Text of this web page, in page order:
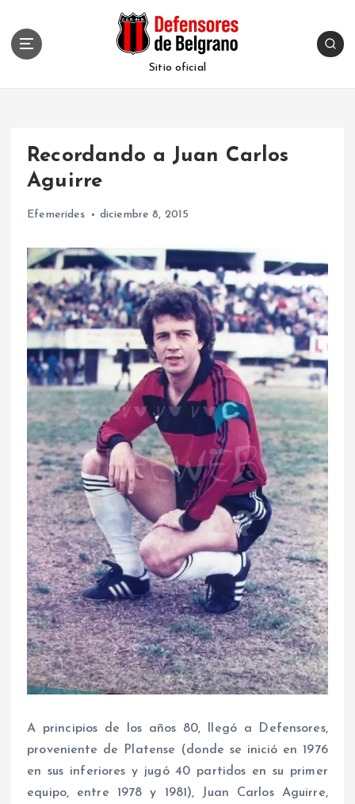
Sitio oficial
Recordando a Juan Carlos
Aguirre
Efemerides diciembre 8, 2015
A principios de los años 80, llegó a Defensores,
proveniente de Platense (donde se inició en 1976
en sus inferiores y jugó 40 partidos en su primer
equipo, entre 1978 y 1981), Juan Carlos Aguirre,